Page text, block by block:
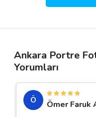
Ankara Portre
Yorumları
Ö
Ömer Faruk